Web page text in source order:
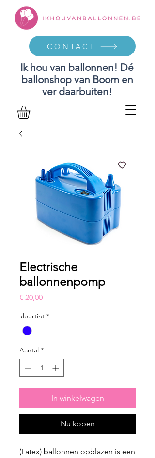
Ik hou van ballonnen! Dé
ballonshop van Boom en
ver daarbuiten!
CONTACT
Electrische
ballonnenpomp
€ 20,00Prijs
kleurtint *
Aantal *
In winkelwagen
Nu kopen
(Latex) ballonnen opblazen is een